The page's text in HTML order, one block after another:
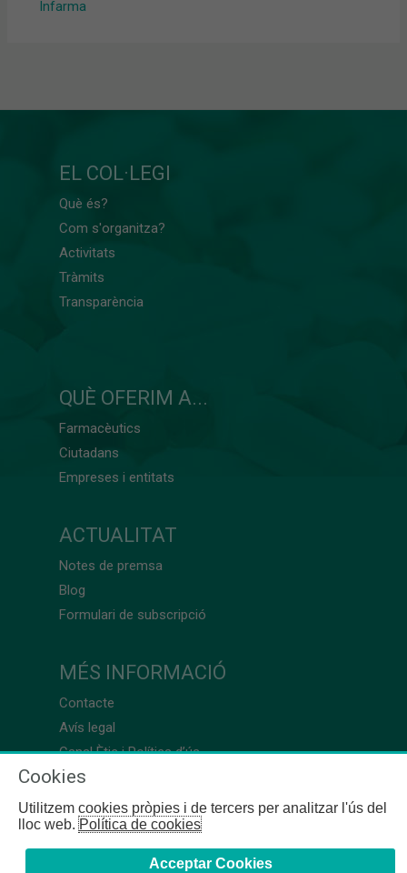
Infarma
EL COL·LEGI
Què és?
Com s'organitza?
Activitats
Tràmits
Transparència
QUÈ OFERIM A...
Farmacèutics
Ciutadans
Empreses i entitats
ACTUALITAT
Notes de premsa
Blog
Formulari de subscripció
MÉS INFORMACIÓ
Contacte
Avís legal
Canal Ètic i Política d’ús
Cookies
Utilitzem cookies pròpies i de tercers per analitzar l'ús del
lloc web.Política de cookies
Acceptar Cookies